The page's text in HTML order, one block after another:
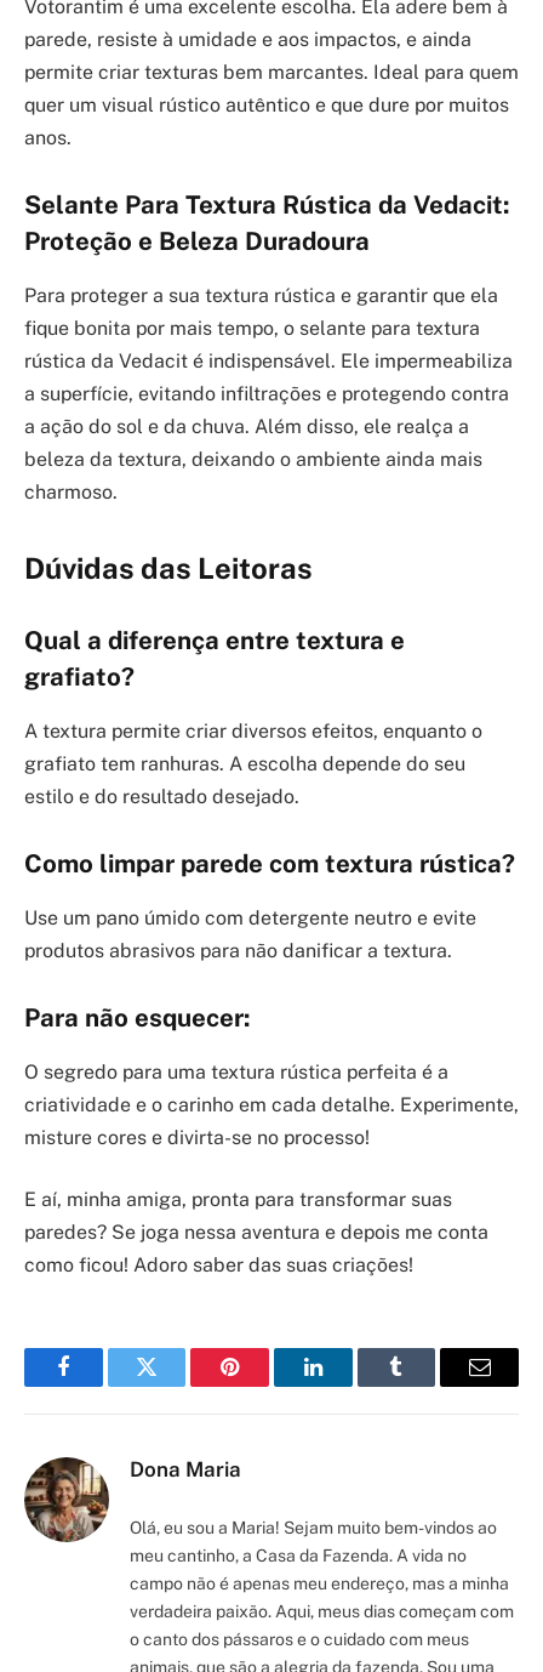
Votorantim é uma excelente escolha. Ela adere bem à
parede, resiste à umidade e aos impactos, e ainda
permite criar texturas bem marcantes. Ideal para quem
quer um visual rústico autêntico e que dure por muitos
anos.
Selante Para Textura Rústica da Vedacit:
Proteção e Beleza Duradoura
Para proteger a sua textura rústica e garantir que ela
fique bonita por mais tempo, o selante para textura
rústica da Vedacit é indispensável. Ele impermeabiliza
a superfície, evitando infiltrações e protegendo contra
a ação do sol e da chuva. Além disso, ele realça a
beleza da textura, deixando o ambiente ainda mais
charmoso.
Dúvidas das Leitoras
Qual a diferença entre textura e
grafiato?
A textura permite criar diversos efeitos, enquanto o
grafiato tem ranhuras. A escolha depende do seu
estilo e do resultado desejado.
Como limpar parede com textura rústica?
Use um pano úmido com detergente neutro e evite
produtos abrasivos para não danificar a textura.
Para não esquecer:
O segredo para uma textura rústica perfeita é a
criatividade e o carinho em cada detalhe. Experimente,
misture cores e divirta-se no processo!
E aí, minha amiga, pronta para transformar suas
paredes? Se joga nessa aventura e depois me conta
como ficou! Adoro saber das suas criações!
FacebookTwitter Pinterest LinkedInTumblr Email
Dona Maria
Olá, eu sou a Maria! Sejam muito bem-vindos ao
meu cantinho, a Casa da Fazenda. A vida no
campo não é apenas meu endereço, mas a minha
verdadeira paixão. Aqui, meus dias começam com
o canto dos pássaros e o cuidado com meus
animais, que são a alegria da fazenda. Sou uma